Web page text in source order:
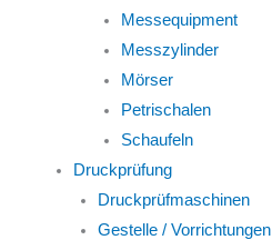
Messequipment
Messzylinder
Mörser
Petrischalen
Schaufeln
Druckprüfung
Druckprüfmaschinen
Gestelle / Vorrichtungen